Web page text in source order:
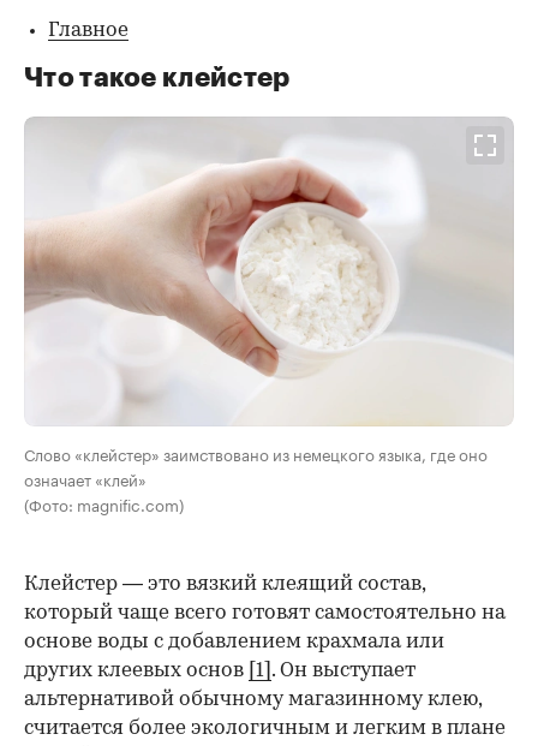
Главное
Что такое клейстер
Слово «клейстер» заимствовано из немецкого языка, где оно
означает «клей»
(Фото: magnific.com)
Клейстер — это вязкий клеящий состав,
который чаще всего готовят самостоятельно на
основе воды с добавлением крахмала или
других клеевых основ [1] . Он выступает
альтернативой обычному магазинному клею,
считается более экологичным и легким в плане